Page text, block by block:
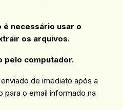
é necessário usar o
os arquivos.
pelo computador.
de imediato após a
o email informado na